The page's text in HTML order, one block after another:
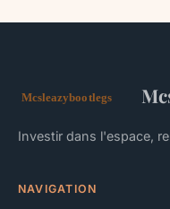
Investir dans l'espace,
NAVIGATION